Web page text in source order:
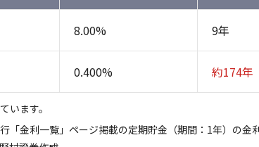
8.00% 9年
0.400% 約174年
います。
「金利一覧」ページ掲載の定期貯金（期間：1年）の金